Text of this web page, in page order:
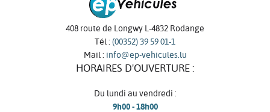
408 route de Longwy L-4832 Rodange
Tél : (00352) 39 59 01-1
Mail : info@ep-vehicules.lu
HORAIRES D'OUVERTURE :
Du lundi au vendredi :
9h00 - 18h00